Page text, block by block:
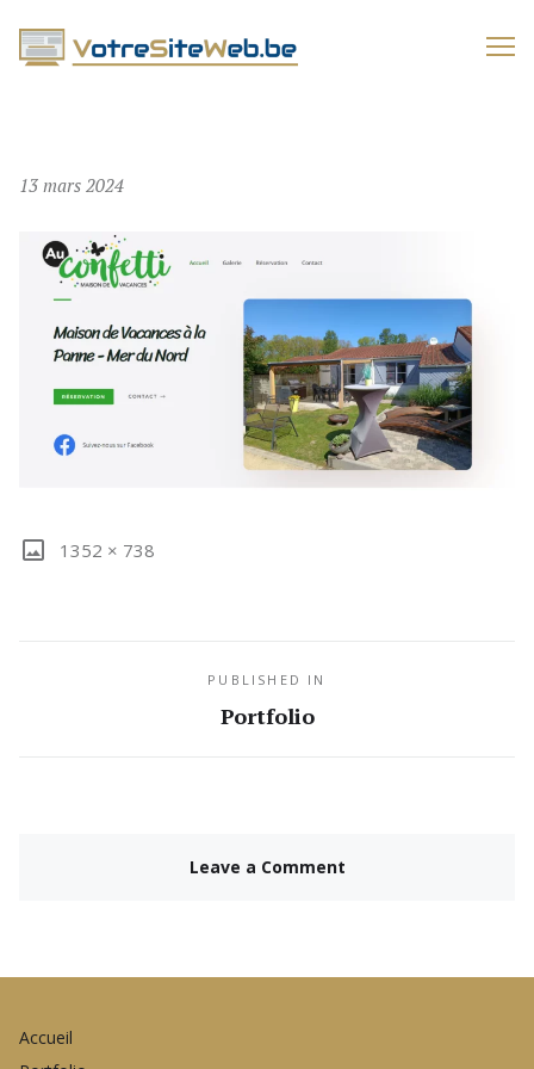
VOTRESITEWEB.BE
13 mars 2024
1352 × 738
PUBLISHED IN
Portfolio
Leave a Comment
Accueil